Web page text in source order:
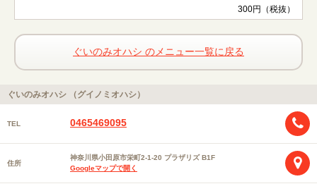
300円（税抜）
ぐいのみオハシ のメニュー一覧に戻る
ぐいのみオハシ （グイノミオハシ）
TEL 0465469095
住所
神奈川県小田原市栄町2-1-20 プラザリズ B1F
Googleマップで開く